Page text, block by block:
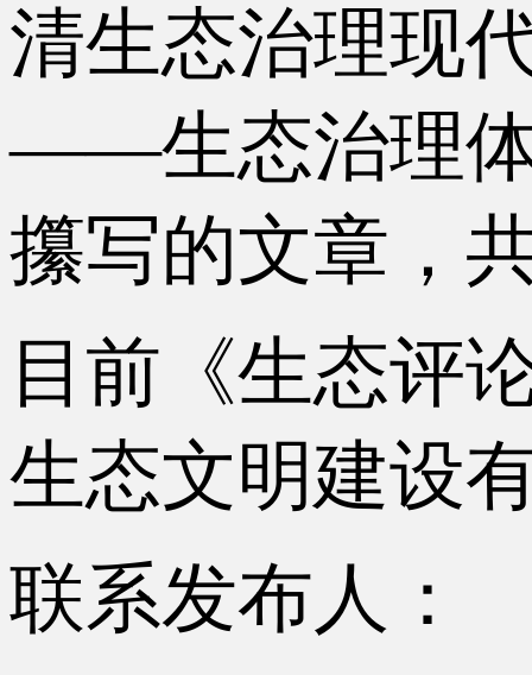
清生态治理现
——生态治理体
攥写的文章，
目前《生态评
生态文明建设
联系发布人：